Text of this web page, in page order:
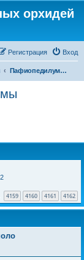
орхидей
Вход
Регистрация
Пафиопедилумы и фрагмипедиумы
4159 4160 4161 4162